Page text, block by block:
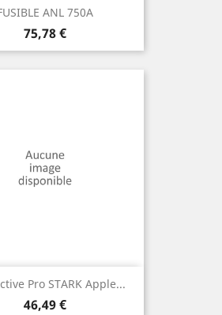
ANL 750A
Prix
75,78 €
Pro STARK Apple...
Prix
46,49 €